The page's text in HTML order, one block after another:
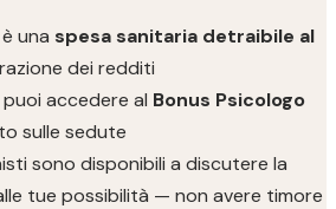
una spesa sanitaria detraibile al
dei redditi
puoi accedere al Bonus Psicologo
sulle sedute
sono disponibili a discutere la
tue possibilità — non avere timore